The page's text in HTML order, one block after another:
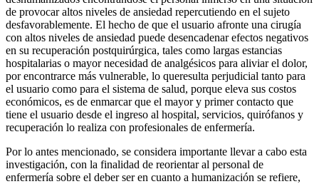
de provocar altos niveles de ansiedad repercutiendo en el sujeto
desfavorablemente. El hecho de que el usuario afronte una cirugía
con altos niveles de ansiedad puede desencadenar efectos negativos
en su recuperación postquirúrgica, tales como largas estancias
hospitalarias o mayor necesidad de analgésicos para aliviar el dolor,
por encontrarce más vulnerable, lo queresulta perjudicial tanto para
el usuario como para el sistema de salud, porque eleva sus costos
económicos, es de enmarcar que el mayor y primer contacto que
tiene el usuario desde el ingreso al hospital, servicios, quirófanos y
recuperación lo realiza con profesionales de enfermería.
Por lo antes mencionado, se considera importante llevar a cabo esta
investigación, con la finalidad de reorientar al personal de
enfermería sobre el deber ser en cuanto a humanización se refiere,